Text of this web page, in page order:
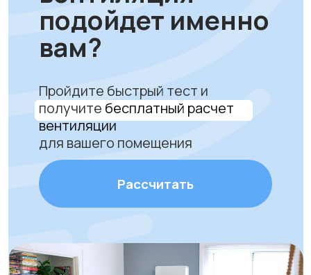
комфортный воздух
Только надежное и
сертифицированное
оборудование
Профессиональная установка
за 1 час без грязи и сложного
устройства.